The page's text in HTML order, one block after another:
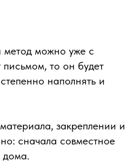
метод можно уже с
то он будет
наполнять и
закреплении и
сначала совместное
дома.